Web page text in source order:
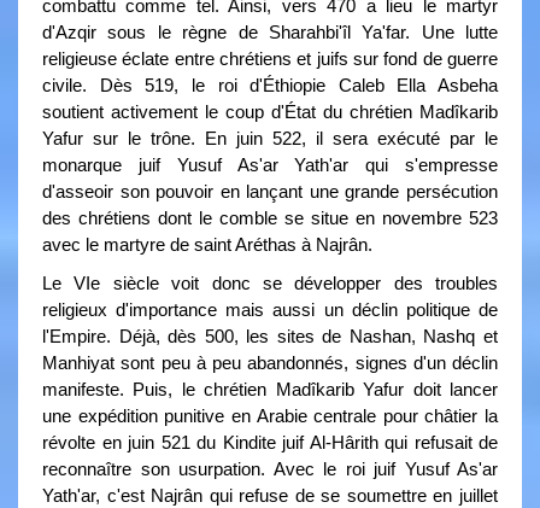
combattu comme tel. Ainsi, vers 470 a lieu le martyr
d'Azqir sous le règne de Sharahbi'îl Ya'far. Une lutte
religieuse éclate entre chrétiens et juifs sur fond de guerre
civile. Dès 519, le roi d'Éthiopie Caleb Ella Asbeha
soutient activement le coup d'État du chrétien Madîkarib
Yafur sur le trône. En juin 522, il sera exécuté par le
monarque juif Yusuf As'ar Yath'ar qui s'empresse
d'asseoir son pouvoir en lançant une grande persécution
des chrétiens dont le comble se situe en novembre 523
avec le martyre de saint Aréthas à Najrân.
Le VIe siècle voit donc se développer des troubles
religieux d'importance mais aussi un déclin politique de
l'Empire. Déjà, dès 500, les sites de Nashan, Nashq et
Manhiyat sont peu à peu abandonnés, signes d'un déclin
manifeste. Puis, le chrétien Madîkarib Yafur doit lancer
une expédition punitive en Arabie centrale pour châtier la
révolte en juin 521 du Kindite juif Al-Hârith qui refusait de
reconnaître son usurpation. Avec le roi juif Yusuf As'ar
Yath'ar, c'est Najrân qui refuse de se soumettre en juillet